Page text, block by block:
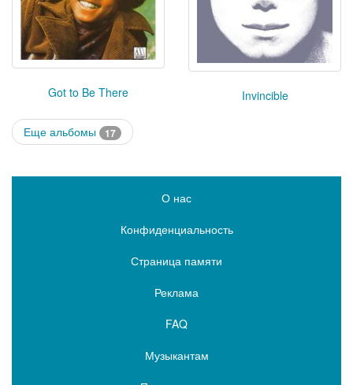
Got to Be There Invincible
Еще альбомы 17
О нас
Конфиденциальность
Страница памяти
Реклама
FAQ
Музыкантам